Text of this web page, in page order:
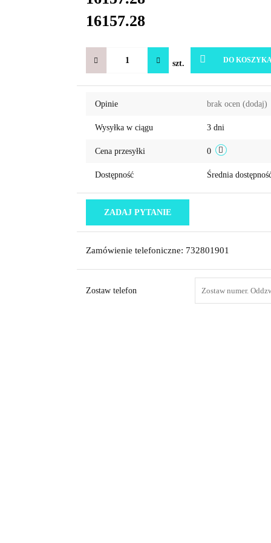
16157.28
szt. DO
Opinie brak ocen (dodaj)
Wysyłka w ciągu 3 dni
Cena przesyłki 0
Dostępność Średnia
ZADAJ PYTANIE
Zamówienie telefoniczne: 732801901
Zostaw telefon